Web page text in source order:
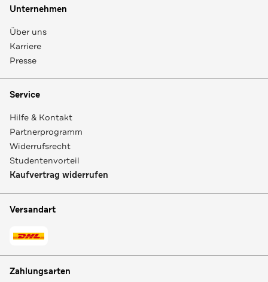
Unternehmen
Über uns
Karriere
Presse
Service
Hilfe & Kontakt
Partnerprogramm
Widerrufsrecht
Studentenvorteil
Kaufvertrag widerrufen
Versandart
Zahlungsarten